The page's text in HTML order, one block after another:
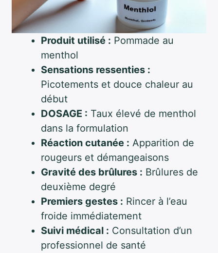
Produit utilisé : Pommade au
menthol
Sensations ressenties :
Picotements et douce chaleur au
début
DOSAGE : Taux élevé de menthol
dans la formulation
Réaction cutanée : Apparition de
rougeurs et démangeaisons
Gravité des brûlures : Brûlures de
deuxième degré
Premiers gestes : Rincer à l’eau
froide immédiatement
Suivi médical : Consultation d’un
professionnel de santé